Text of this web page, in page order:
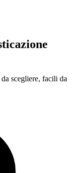
scegliere, facili da